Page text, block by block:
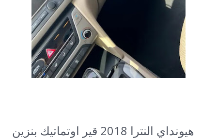
هيونداي النترا 2018 قير اوتماتيك بنزين